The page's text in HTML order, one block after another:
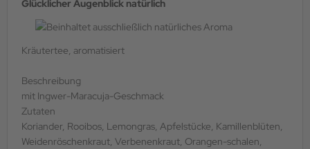
Glücklicher Augenblick natürlich
Kräutertee, aromatisiert
Beschreibung
mit Ingwer-Maracuja-Geschmack
Zutaten
Koriander, Rooibos, Lemongras, Apfelstücke, Kamillenblüten,
Weidenröschenkraut, Verbenenkraut, Orangen-schalen,